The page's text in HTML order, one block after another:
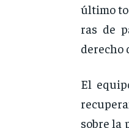
último
ras de
derecho
El
sobre la